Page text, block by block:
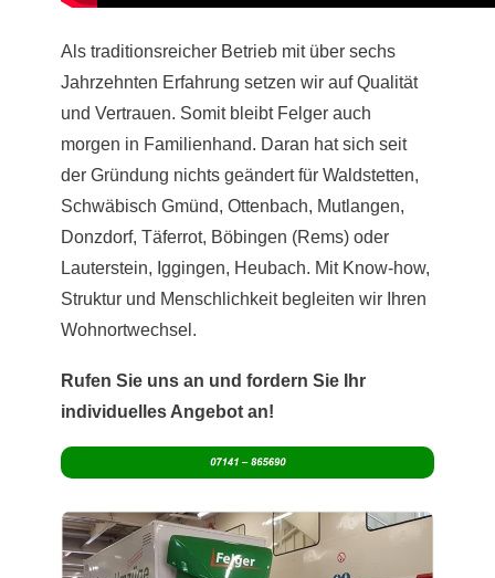
Als traditionsreicher Betrieb mit über sechs
Jahrzehnten Erfahrung setzen wir auf Qualität
und Vertrauen. Somit bleibt Felger auch
morgen in Familienhand. Daran hat sich seit
der Gründung nichts geändert für Waldstetten,
Schwäbisch Gmünd, Ottenbach, Mutlangen,
Donzdorf, Täferrot, Böbingen (Rems) oder
Lauterstein, Iggingen, Heubach. Mit Know-how,
Struktur und Menschlichkeit begleiten wir Ihren
Wohnortwechsel.
Rufen Sie uns an und fordern Sie Ihr
individuelles Angebot an!